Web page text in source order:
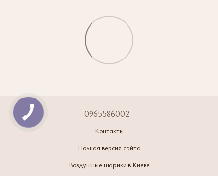
0965586002
Контакты
Полная версия сайта
Воздушные шарики в Киеве